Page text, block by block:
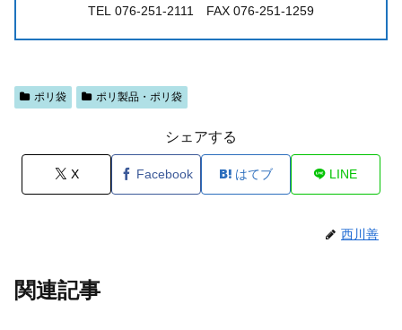
TEL 076-251-2111 FAX 076-251-1259
ポリ袋 ポリ製品・ポリ袋
シェアする
X Facebook はてブ LINE
西川善
関連記事